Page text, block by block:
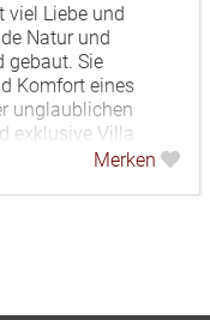
viel Liebe und
Natur und
gebaut. Sie
Komfort eines
unglaublichen
exklusive Villa.
Merken